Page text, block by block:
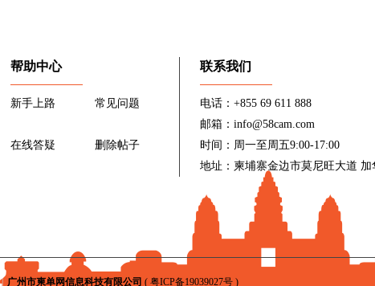
帮助中心
新手上路 常见问题
在线答疑 删除帖子
联系我们
电话：+855 69 611 888
邮箱：info@58cam.com
时间：周一至周五9:00-17:00
地址：柬埔寨金边市莫尼旺大道 加
| 广州市柬单网信息科技有限公司 ( 粤ICP备19039027号)